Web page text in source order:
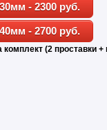
30мм - 2300 руб.
40мм - 2700 руб.
комплект (2 проставки +